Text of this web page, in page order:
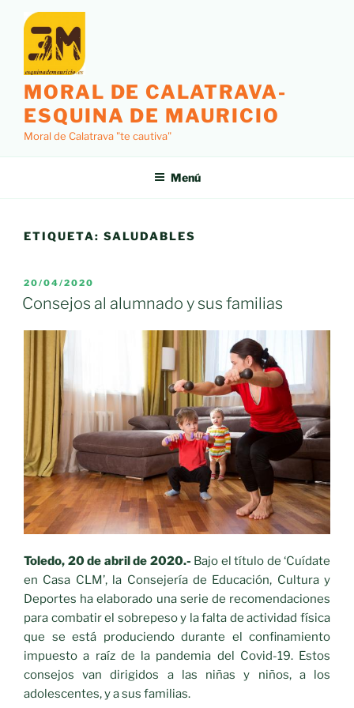
contenido
MORAL DE CALATRAVA-
ESQUINA DE MAURICIO
Moral de Calatrava "te cautiva"
Menú
ETIQUETA: SALUDABLES
PUBLICADO
EL
20/04/2020
Consejos al alumnado y sus familias
Toledo, 20 de abril de 2020.- Bajo el título de ‘Cuídate
en Casa CLM’, la Consejería de Educación, Cultura y
Deportes ha elaborado una serie de recomendaciones
para combatir el sobrepeso y la falta de actividad física
que se está produciendo durante el confinamiento
impuesto a raíz de la pandemia del Covid-19. Estos
consejos van dirigidos a las niñas y niños, a los
adolescentes, y a sus familias.